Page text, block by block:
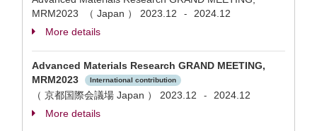
MRM2023 （ Japan ） 2023.12 -
2024.12
More details
Advanced Materials Research GRAND MEETING,
MRM2023
International contribution
（ 京都国際会議場 Japan ） 2023.12 -
2024.12
More details